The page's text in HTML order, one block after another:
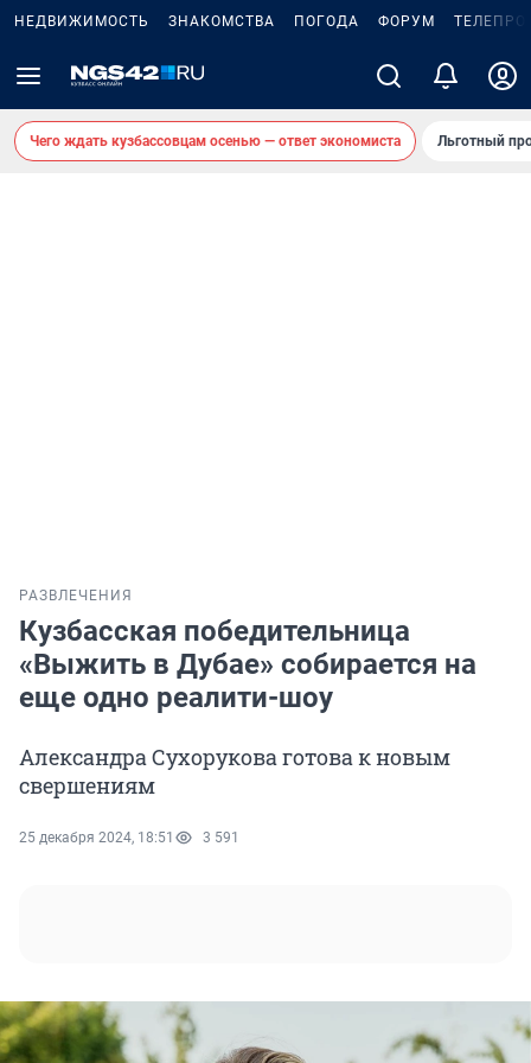
НЕДВИЖИМОСТЬ ЗНАКОМСТВА ПОГОДА ФОРУМ
Чего ждать кузбассовцам осенью — ответ экономиста Льготный
РАЗВЛЕЧЕНИЯ
Кузбасская победительница
«Выжить в Дубае» собирается на
еще одно реалити-шоу
Александра Сухорукова готова к новым
свершениям
25 декабря 2024, 18:51 3 591